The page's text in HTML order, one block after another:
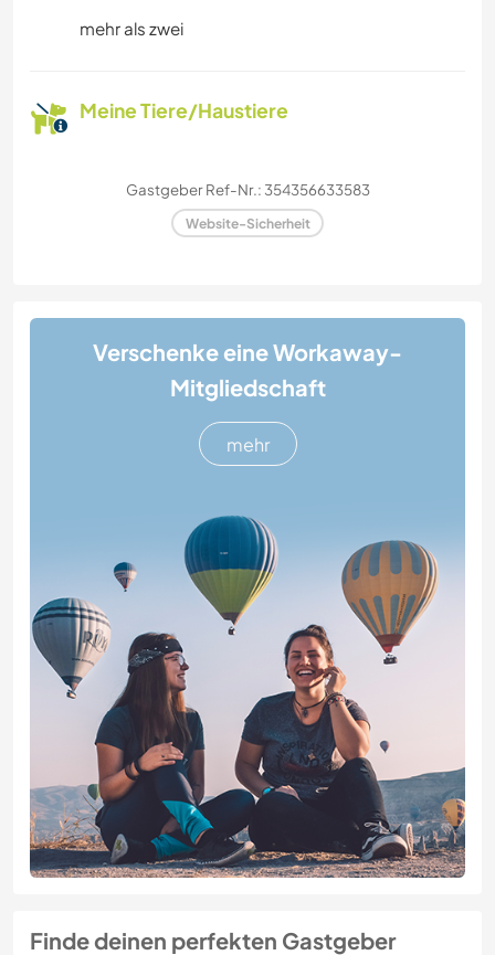
mehr als zwei
Meine Tiere/Haustiere
Gastgeber Ref-Nr.: 354356633583
Website-Sicherheit
Verschenke eine Workaway-
Mitgliedschaft
mehr
Finde deinen perfekten Gastgeber